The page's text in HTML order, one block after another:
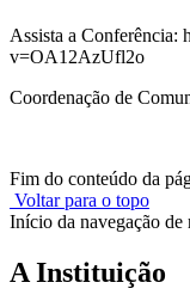
Assista a Conferência:
v=OA12AzUfl2o
Coordenação de
Fim do conteúdo da
Voltar para o topo
Início da navegação de
A Instituição